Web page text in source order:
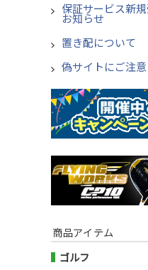
保証サービス新
お知らせ
置き配について
偽サイトにご注
商品アイテム
ゴルフ